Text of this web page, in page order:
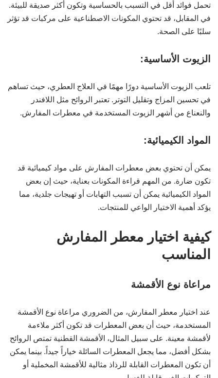
تحمل فوائد أقل في التسبب بالحساسية وتكون أكثر صديقة للبيئة.
في المقابل، قد تحتوي المكونات الاصطناعية على مركبات قد تؤثر
سلبًا على الصحة.
الزيوت الأساسية:
تلعب الزيوت الأساسية دورًا مهمًا في العلاج العطري، حيث تساهم
في تحسين المزاج وتقليل التوتر. تعتبر الروائح مثل اللافندر
والنعناع من أشهر الزيوت المستخدمة في معطرات المفارش.
المواد الكيميائية:
يمكن أن تحتوي بعض معطرات المفارش على مواد كيميائية قد
تكون ضارة. من المهم قراءة المكونات بعناية، حيث إن بعض
المواد الكيميائية يمكن أن تسبب التهابات أو تهيجات جلدية، مما
يؤكد أهمية الاختيار الواعي للمنتجات.
كيفية اختيار معطر المفارش
المناسب
مراعاة نوع الأقمشة
عند اختيار معطر المفارش، من الضروري مراعاة نوع الأقمشة
المستخدمة، حيث أن بعض المعطرات قد تكون أكثر ملاءمة
لأقمشة معينة. على سبيل المثال، الأقمشة القطنية تمتص الروائح
بشكل أفضل، مما يجعل المعطرات السائلة خياراً جيداً. بينما يمكن
أن تكون المعطرات القابلة للرذاذ مثالية للأقمشة المخملية أو